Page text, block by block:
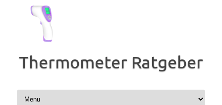
springen
Thermometer Ratgeber